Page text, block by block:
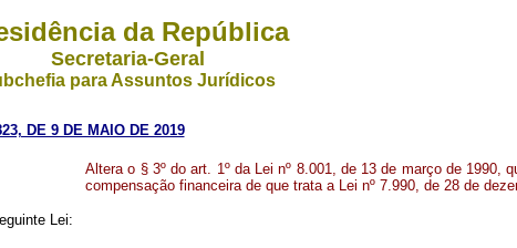
da República
Secretaria-Geral
para Assuntos Jurídicos
DE 9 DE MAIO DE 2019
Altera o § 3º do art. 1º da Lei nº 8.001, de 13 de março de 1990,
compensação financeira de que trata a Lei nº 7.990, de 28 de
Lei: